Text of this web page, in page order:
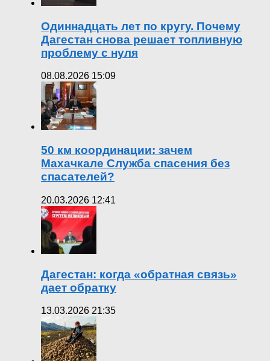
Одиннадцать лет по кругу. Почему
Дагестан снова решает топливную
проблему с нуля
08.08.2026 15:09
50 км координации: зачем
Махачкале Служба спасения без
спасателей?
20.03.2026 12:41
Дагестан: когда «обратная связь»
дает обратку
13.03.2026 21:35